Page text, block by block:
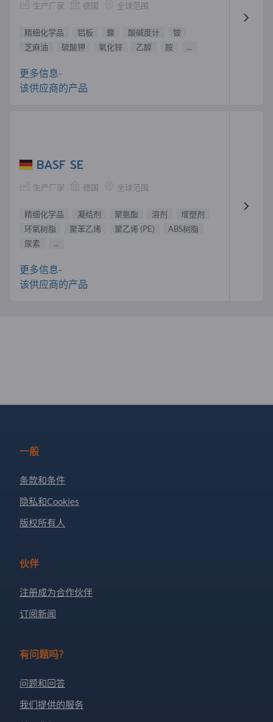
生产厂家 德国 全球范围
精细化学品 铝板 鎳 酸碱度计
铍
芝麻油
硫酸钾 氧化锌 乙醇 胺 ...
更多信息-
该供应商的产品
BASF SE
生产厂家 德国 全球范围
精细化学品 凝结剂 聚氨酯 溶剂
增塑剂
环氧树脂
聚苯乙烯 聚乙烯 (PE)
ABS树脂
尿素
...
更多信息-
该供应商的产品
一般
条款和条件
隐私和Cookies
版权所有人
伙伴
注册成为合作伙伴
订阅新闻
有问题吗？
问题和回答
我们提供的服务